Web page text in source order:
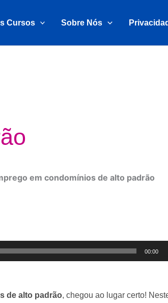
Cursos Sobre Nós
em condomínios de alto padrão
00:00
de alto padrão, chegou ao lugar certo!